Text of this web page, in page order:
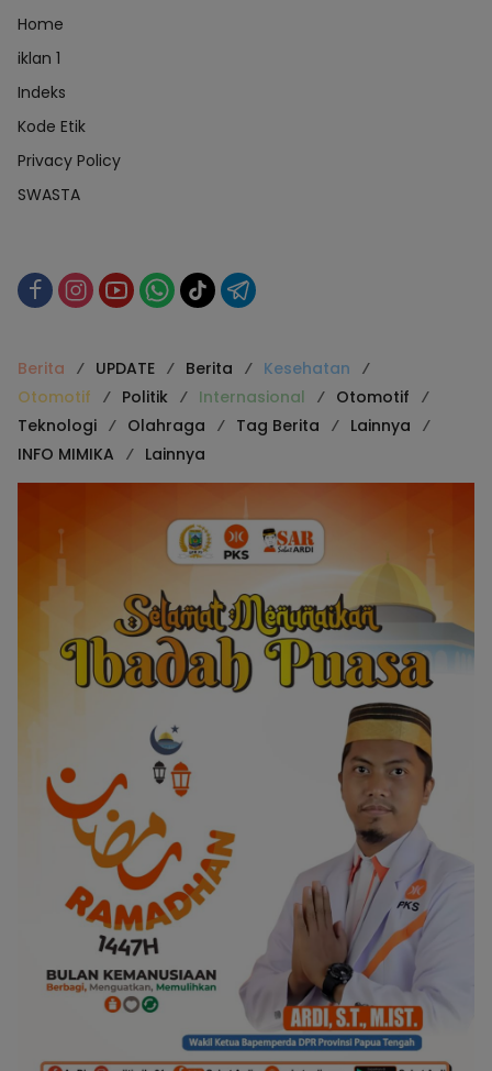
Home
iklan 1
Indeks
Kode Etik
Privacy Policy
SWASTA
Berita UPDATE Berita
Kesehatan
Otomotif
Politik Internasional
Otomotif
Teknologi
Olahraga Tag Berita
Lainnya
INFO MIMIKA
Lainnya